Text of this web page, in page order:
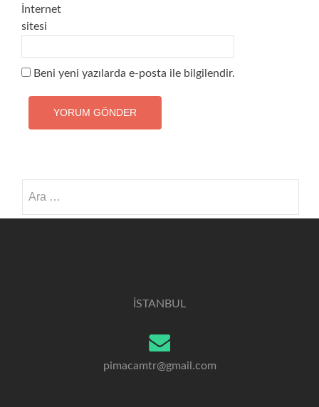
İnternet
sitesi
Beni yeni yazılarda e-posta ile bilgilendir.
İSTANBUL
pimacamtr@gmail.com